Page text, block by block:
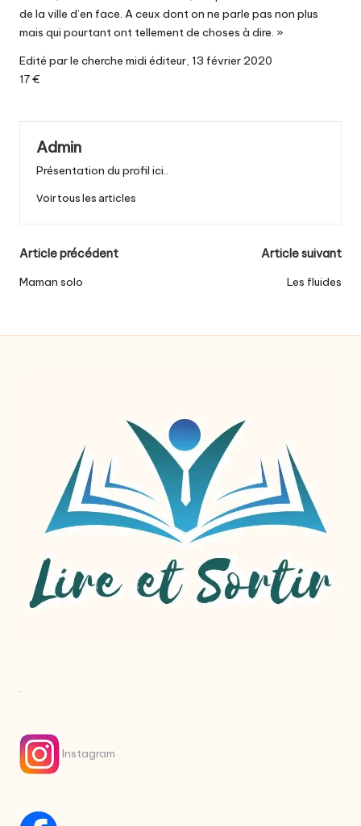
de la ville d’en face. A ceux dont on ne parle pas non plus
mais qui pourtant ont tellement de choses à dire. »
Edité par le cherche midi éditeur, 13 février 2020
17 €
Admin
Présentation du profil ici..
Voir tous les articles
Post
navigation
Article précédent
Maman solo
Article suivant
Les fluides
.
Instagram